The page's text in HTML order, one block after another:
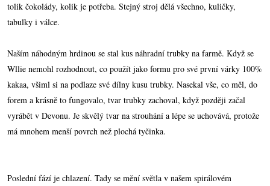
tolik čokolády, kolik je potřeba. Stejný stroj dělá všechno, kuličky,
tabulky i válce.
Naším náhodným hrdinou se stal kus náhradní trubky na farmě. Když se
Wllie nemohl rozhodnout, co použít jako formu pro své první várky 100%
kakaa, všiml si na podlaze své dílny kusu trubky. Nasekal vše, co měl, do
forem a krásně to fungovalo, tvar trubky zachoval, když později začal
vyrábět v Devonu. Je skvělý tvar na strouhání a lépe se uchovává, protože
má mnohem menší povrch než plochá tyčinka.
Poslední fází je chlazení. Tady se mění světla v našem spirálovém